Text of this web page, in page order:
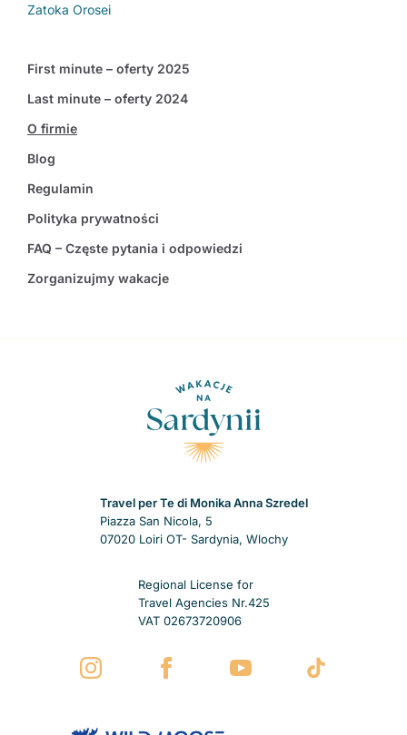
Zatoka Orosei
First minute – oferty 2025
Last minute – oferty 2024
O firmie
Blog
Regulamin
Polityka prywatności
FAQ – Częste pytania i odpowiedzi
Zorganizujmy wakacje
Travel per Te di Monika Anna Szredel
Piazza San Nicola, 5
07020 Loiri OT- Sardynia, Wlochy
Regional License for
Travel Agencies Nr.425
VAT 02673720906